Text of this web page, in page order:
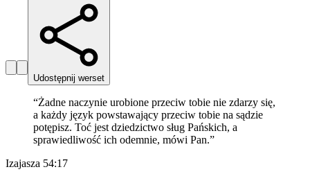
Udostępnij werset
“Żadne naczynie urobione przeciw tobie nie zdarzy się,
a każdy język powstawający przeciw tobie na sądzie
potępisz. Toć jest dziedzictwo sług Pańskich, a
sprawiedliwość ich odemnie, mówi Pan.”
Izajasza 54:17